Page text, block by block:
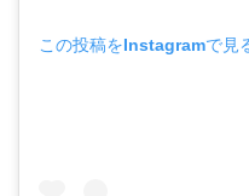
この投稿をInstagramで見